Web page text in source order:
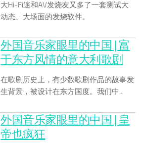
大Hi-Fi迷和AV发烧友又多了一套测试大
动态、大场面的发烧软件。
外国音乐家眼里的中国 | 富
于东方风情的意大利歌剧
在歌剧历史上，有少数歌剧作品的故事发
生背景，被设计在东方国度。我们中...
外国音乐家眼里的中国 | 皇
帝也疯狂